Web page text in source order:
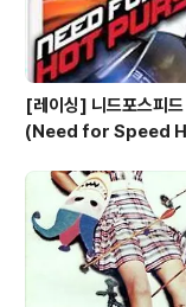
[레이싱] 니드포스피드
(Need for Speed